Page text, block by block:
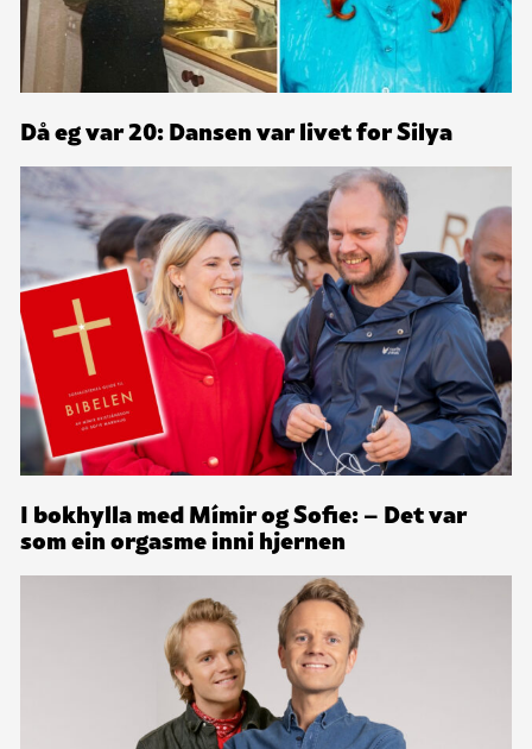
Då eg var 20: Dansen var livet for Silya
I bokhylla med Mímir og Sofie: – Det var
som ein orgasme inni hjernen